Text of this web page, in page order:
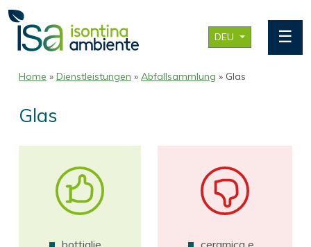
DEU ☰
Home » Dienstleistungen » Abfallsammlung » Glas
Glas
bottiglie
ceramica e